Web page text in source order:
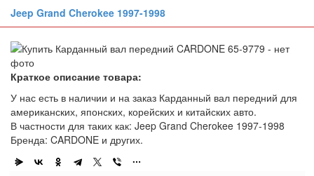
Jeep Grand Cherokee 1997-1998
Краткое описание товара:
У нас есть в наличии и на заказ Карданный вал передний для
американских, японских, корейских и китайских авто.
В частности для таких как: Jeep Grand Cherokee 1997-1998
Бренда: CARDONE и других.